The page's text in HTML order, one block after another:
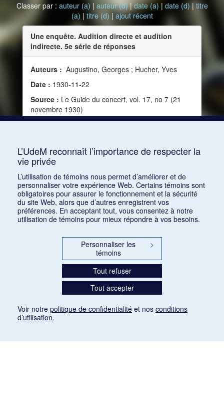
Classer par : auteur (a) | auteur (d)|date (a) | date (d) | titre
(a) | titre (d) | ajout récent
Une enquête. Audition directe et audition
indirecte. 5e série de réponses
Auteurs : Augustino, Georges ; Hucher, Yves
Date : 1930-11-22
Source : Le Guide du concert, vol. 17, no 7 (21
novembre 1930)
L’UdeM reconnaît l’importance de respecter la
vie privée
L’utilisation de témoins nous permet d’améliorer et de
personnaliser votre expérience Web. Certains témoins sont
obligatoires pour assurer le fonctionnement et la sécurité
du site Web, alors que d’autres enregistrent vos
préférences. En acceptant tout, vous consentez à notre
utilisation de témoins pour mieux répondre à vos besoins.
Personnaliser les
témoins
>
Tout refuser
Tout accepter
Voir notre politique de confidentialité et nos conditions
d’utilisation.